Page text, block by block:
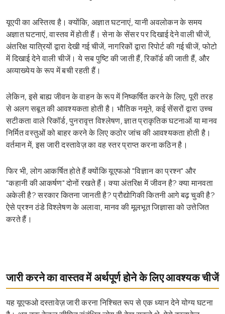
यूएपी का अस्तित्व है। क्योंकि, अज्ञात घटनाएं, यानी अवलोकन के समय
अज्ञात घटनाएं, वास्तव में होती हैं। सेना के सेंसर पर दिखाई देने वाली चीजें,
अंतरिक्ष यात्रियों द्वारा देखी गई चीजें, नागरिकों द्वारा रिपोर्ट की गई चीजें, फोटो
में दिखाई देने वाली चीजें। ये सब पुष्टि की जाती हैं, रिकॉर्ड की जाती हैं, और
अव्याख्येय के रूप में बची रहती हैं।
लेकिन, इसे बाह्य जीवन के वाहन के रूप में निष्कर्षित करने के लिए, पूरी तरह
से अलग सबूत की आवश्यकता होती है। भौतिक नमूने, कई सेंसरों द्वारा उच्च
सटीकता वाले रिकॉर्ड, पुनरावृत्त विश्लेषण, ज्ञात प्राकृतिक घटनाओं या मानव
निर्मित वस्तुओं को बाहर करने के लिए कठोर जांच की आवश्यकता होती है।
वर्तमान में, इस जारी दस्तावेज़ का वह स्तर प्राप्त करना कठिन है।
फिर भी, लोग आकर्षित होते हैं क्योंकि यूएफओ "विज्ञान का प्रश्न" और
"कहानी की आकर्षण" दोनों रखते हैं। क्या अंतरिक्ष में जीवन है? क्या मानवता
अकेली है? सरकार कितना जानती है? प्रौद्योगिकी कितनी आगे बढ़ चुकी है?
ऐसे प्रश्न ठंडे विश्लेषण के अलावा, मानव की मूलभूत जिज्ञासा को उत्तेजित
करते हैं।
जारी करने का वास्तव में अर्थपूर्ण होने के लिए आवश्यक चीजें
यह यूएफओ दस्तावेज़ जारी करना निश्चित रूप से एक ध्यान देने योग्य घटना